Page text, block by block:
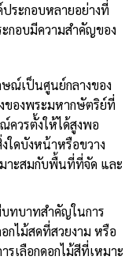
ระกอบหลายอย่างที่
กอบมีความสำคัญของ
ณ์เป็นศูนย์กลางของ
ของพระมหากษัตริย์ที่
ควรตั้งให้ได้สูงพอ
ใดบังหน้าหรือขวาง
าะสมกับพื้นที่ที่จัด และ
ทบาทสำคัญในการ
กไม้สดที่สวยงาม หรือ
รเลือกดอกไม้สีที่เหมาะ